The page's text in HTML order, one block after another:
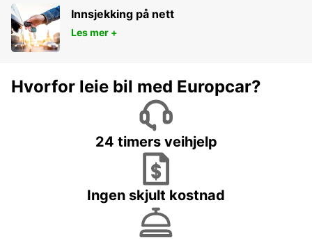
Innsjekking på nett
Les mer +
Hvorfor leie bil med Europcar?
24 timers veihjelp
Ingen skjult kostnad